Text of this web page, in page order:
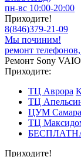
пн-вс 10:00-20:00
Приходите!
8(846)379-21-09
Мы починим!
ремонт
Ремонт Sony
Приходите:
ТЦ Аврора
ТЦ
ЦУМ Самара
ТЦ
Приходите!